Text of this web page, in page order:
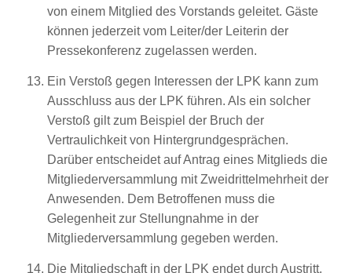
von einem Mitglied des Vorstands geleitet. Gäste
können jederzeit vom Leiter/der Leiterin der
Pressekonferenz zugelassen werden.
Ein Verstoß gegen Interessen der LPK kann zum
Ausschluss aus der LPK führen. Als ein solcher
Verstoß gilt zum Beispiel der Bruch der
Vertraulichkeit von Hintergrundgesprächen.
Darüber entscheidet auf Antrag eines Mitglieds die
Mitgliederversammlung mit Zweidrittelmehrheit der
Anwesenden. Dem Betroffenen muss die
Gelegenheit zur Stellungnahme in der
Mitgliederversammlung gegeben werden.
Die Mitgliedschaft in der LPK endet durch Austritt,